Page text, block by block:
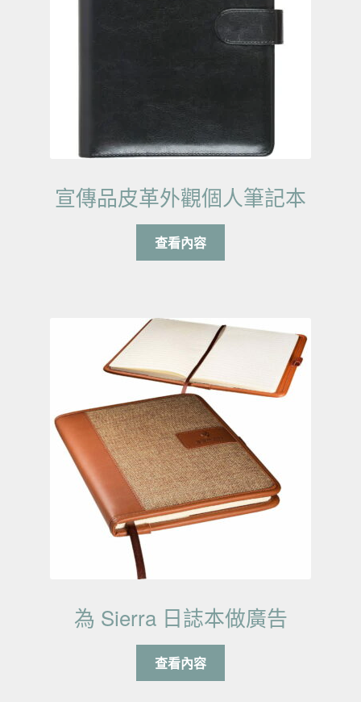
宣傳品皮革外觀個人筆記本
查看內容
為 Sierra 日誌本做廣告
查看內容